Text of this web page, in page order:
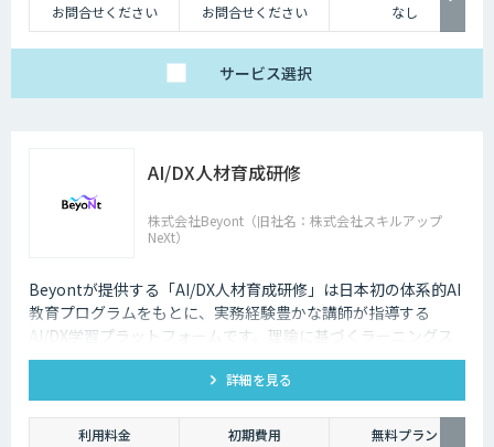
お問合せください
お問合せください なし
サービス選択
AI/DX人材育成研修
株式会社Beyont（旧社名：株式会社スキルアップ
NeXt）
Beyontが提供する「AI/DX人材育成研修」は日本初の体系的AI
教育プログラムをもとに、実務経験豊かな講師が指導する
AI/DX学習プラットフォームです。理論に基づくラーニングス
テップ、実際のビジネスデータセットを用いたカリキュラム、
学びを継続するためのコミュニティ、サポート体制、イベント
開催によるネットワーキング、これらの全てを用いて企業の学
びを支援します。
詳細を見る
利用料金 初期費用
無料プラン